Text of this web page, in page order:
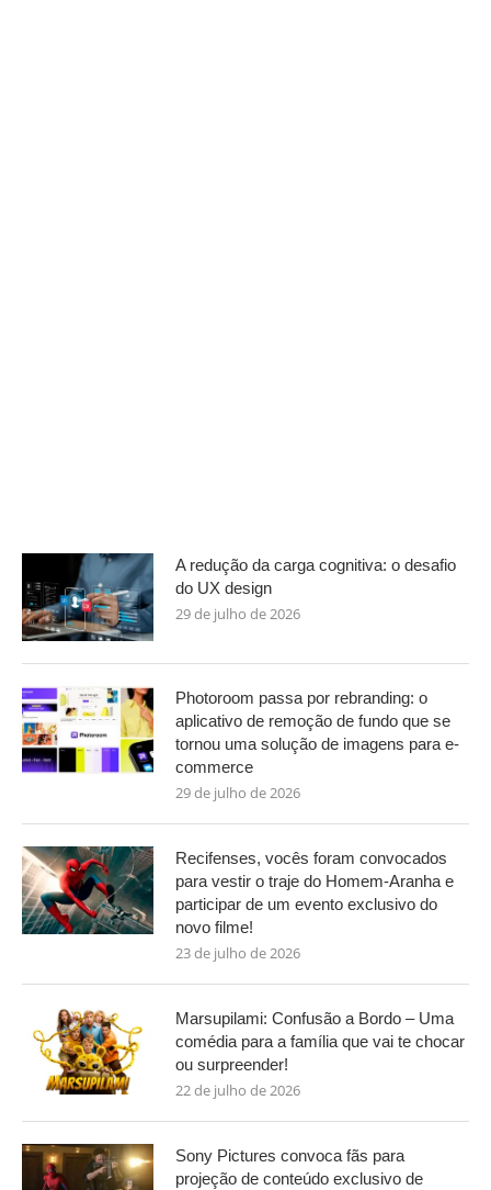
A redução da carga cognitiva: o desafio
do UX design
29 de julho de 2026
Photoroom passa por rebranding: o
aplicativo de remoção de fundo que se
tornou uma solução de imagens para e-
commerce
29 de julho de 2026
Recifenses, vocês foram convocados
para vestir o traje do Homem-Aranha e
participar de um evento exclusivo do
novo filme!
23 de julho de 2026
Marsupilami: Confusão a Bordo – Uma
comédia para a família que vai te chocar
ou surpreender!
22 de julho de 2026
Sony Pictures convoca fãs para
projeção de conteúdo exclusivo de